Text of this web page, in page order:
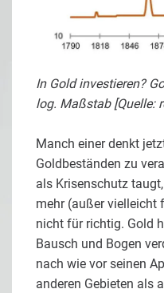
In Gold investieren?
log. Maßstab [Quelle:
Manch einer denkt
Goldbeständen zu
als Krisenschutz
mehr (außer vielleicht
nicht für richtig. Gold
Bausch und Bogen
nach wie vor seinen
anderen Gebieten als